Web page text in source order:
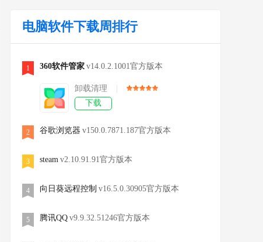
电脑软件下载周排行
1 360软件管家 v14.0.2.1001官方版本
卸载清理
下载
2 谷歌浏览器 v150.0.7871.187官方版本
3 steam v2.10.91.91官方版本
4 向日葵远程控制 v16.5.0.30905官方版本
5 腾讯QQ v9.9.32.51246官方版本